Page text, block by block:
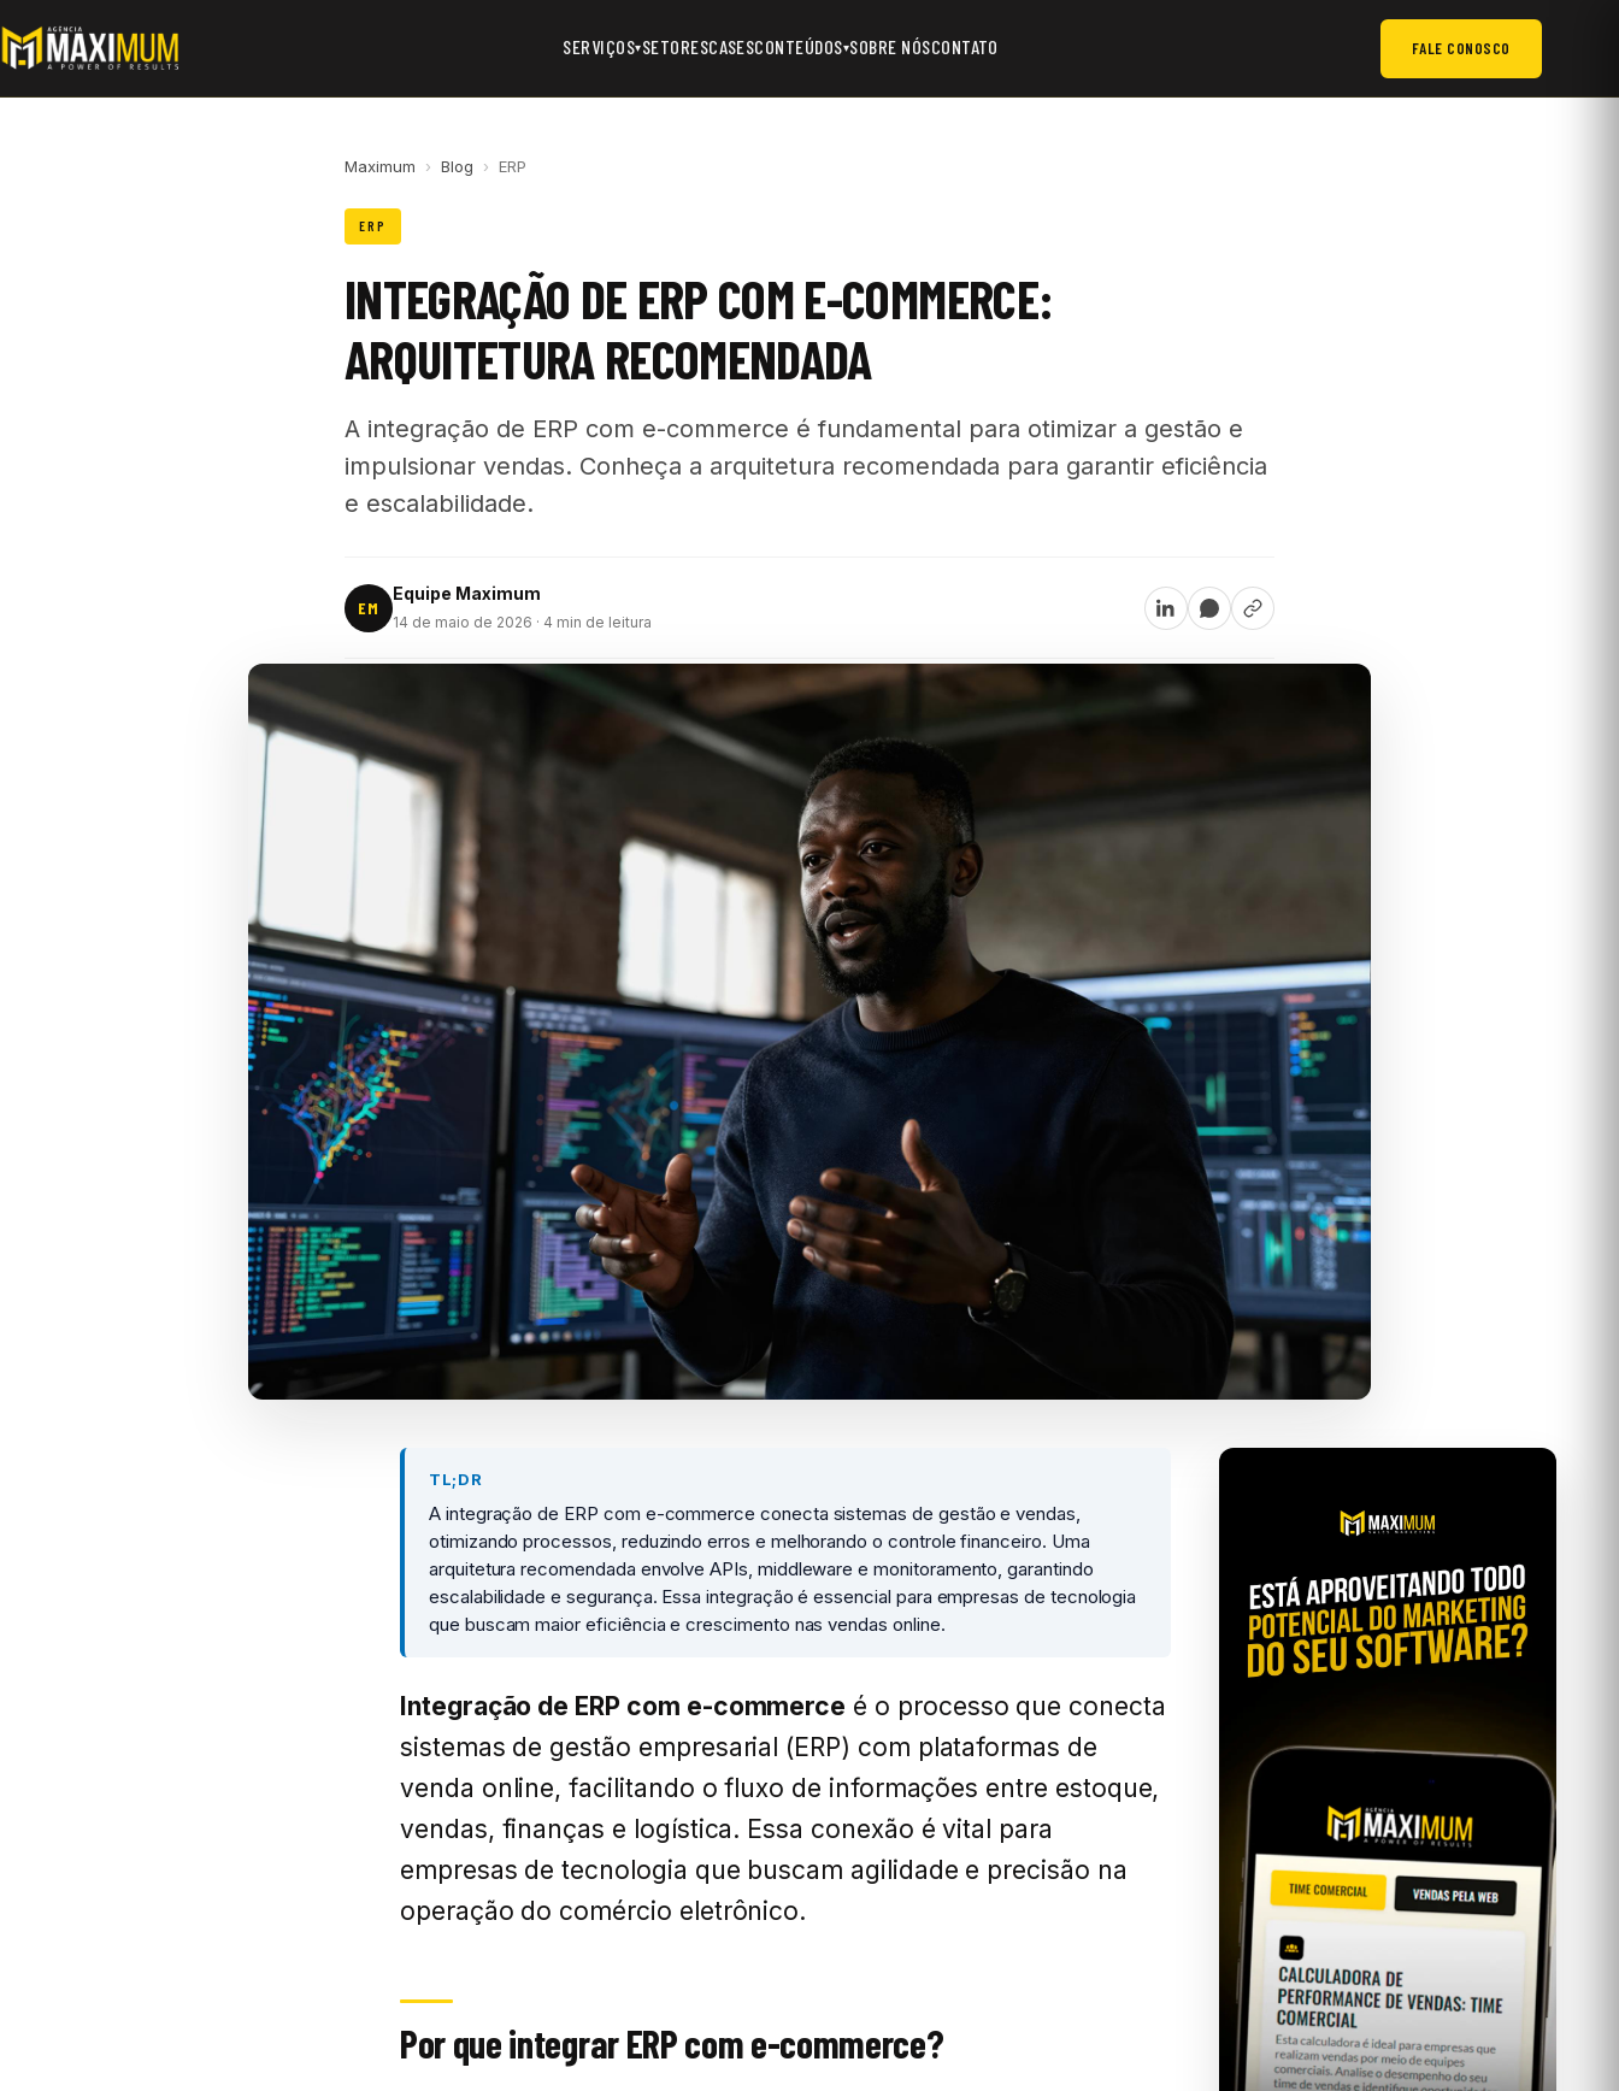
SERVIÇOS▾SETORESCASESCONTEÚDOS▾SOBRE NÓSCONTATO FALE CONOSCO
Maximum › Blog › ERP
ERP
INTEGRAÇÃO DE ERP COM E-COMMERCE:
ARQUITETURA RECOMENDADA
A integração de ERP com e-commerce é fundamental para otimizar a gestão e
impulsionar vendas. Conheça a arquitetura recomendada para garantir eficiência
e escalabilidade.
EM
Equipe Maximum
14 de maio de 2026 · 4 min de leitura
TL;DR
A integração de ERP com e-commerce conecta sistemas de gestão e vendas,
otimizando processos, reduzindo erros e melhorando o controle financeiro. Uma
arquitetura recomendada envolve APIs, middleware e monitoramento, garantindo
escalabilidade e segurança. Essa integração é essencial para empresas de tecnologia
que buscam maior eficiência e crescimento nas vendas online.
Integração de ERP com e-commerce é o processo que conecta
sistemas de gestão empresarial (ERP) com plataformas de
venda online, facilitando o fluxo de informações entre estoque,
vendas, finanças e logística. Essa conexão é vital para
empresas de tecnologia que buscam agilidade e precisão na
operação do comércio eletrônico.
Por que integrar ERP com e-commerce?